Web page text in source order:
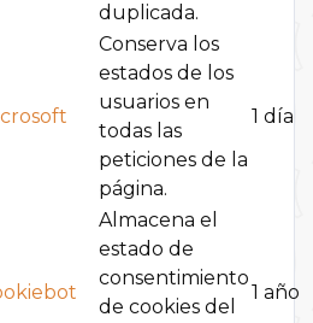
duplicada.
Conserva los
estados de los
usuarios en
todas las
peticiones de la
página.
1 día
Almacena el
estado de
consentimiento
de cookies del
1 año